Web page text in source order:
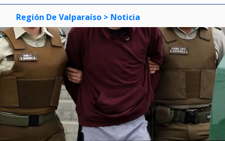
Región De Valparaíso > Noticia